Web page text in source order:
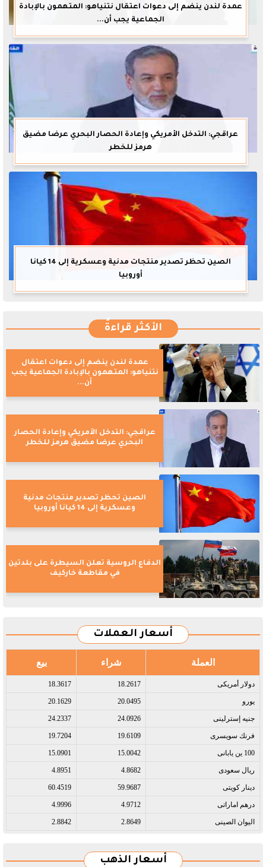
عمدة لندن ينضم إلى دعوات اعتقال نتنياهو: المتهمون بالإبادة
الجماعية يجب أن...
عراقجي: التدخل الأمريكي وإعادة الحصار البحري عرضا مضيق
هرمز للخطر
الصين تحظر تصدير منتجات مدنية وعسكرية إلى 14 كيانا
أوروبيا
الأكثر قراءةً
عمدة لندن ينضم إلى دعوات اعتقال
نتنياهو: المتهمون بالإبادة الجماعية يجب
أن...
عراقجي: التدخل الأمريكي وإعادة الحصار
البحري عرضا مضيق هرمز للخطر
الصين تحظر تصدير منتجات مدنية
وعسكرية إلى 14 كيانا أوروبيا
الدفاع الروسية تعلن السيطرة على بلدتين
في مقاطعة خاركيف
أسعار العملات
العملة شراء بيع
دولار أمريكى​ 18.2617
18.3617
يورو​ 20.0495
20.1629
جنيه إسترلينى​ 24.0926
24.2337
فرنك سويسرى​ 19.6109
19.7204
100 ين يابانى​ 15.0042
15.0901
ريال سعودى​ 4.8682
4.8951
دينار كويتى​ 59.9687
60.4519
درهم اماراتى​ 4.9712
4.9996
اليوان الصينى​ 2.8649
2.8842
أسعار الذهب